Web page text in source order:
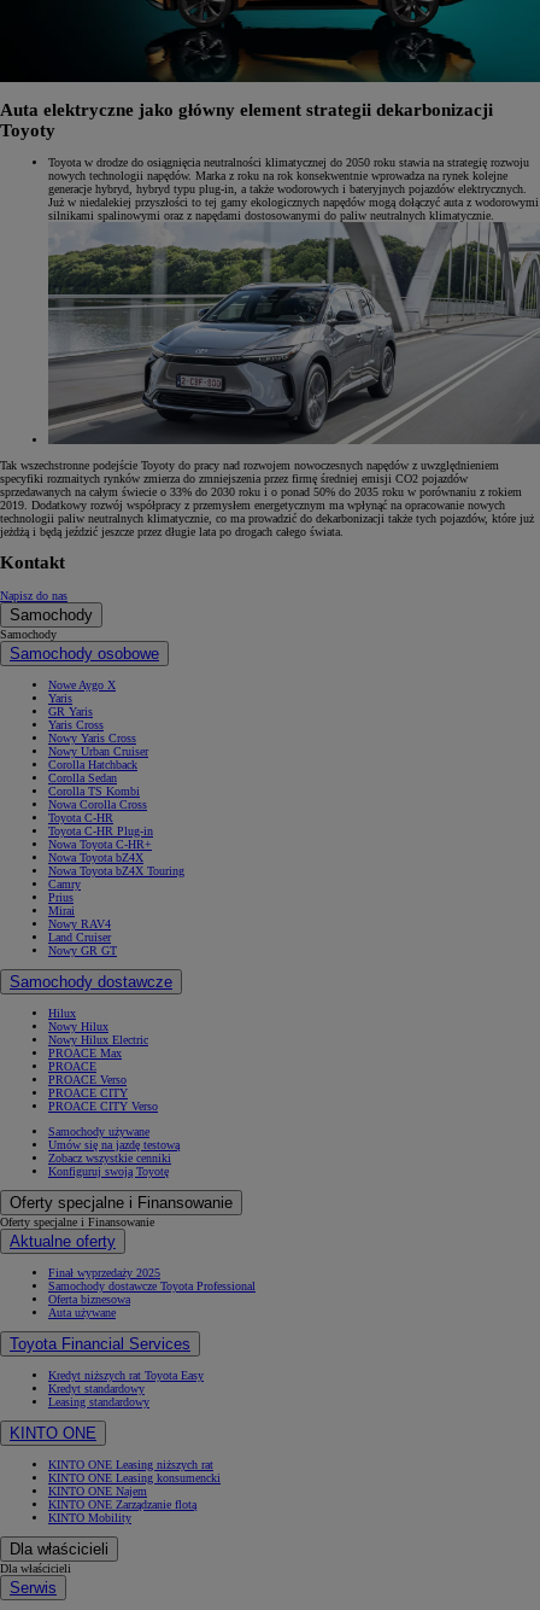
Auta elektryczne jako główny element strategii dekarbonizacji
Toyoty
Toyota w drodze do osiągnięcia neutralności klimatycznej do 2050 roku stawia na strategię rozwoju
nowych technologii napędów. Marka z roku na rok konsekwentnie wprowadza na rynek kolejne
generacje hybryd, hybryd typu plug-in, a także wodorowych i bateryjnych pojazdów elektrycznych.
Już w niedalekiej przyszłości to tej gamy ekologicznych napędów mogą dołączyć auta z wodorowymi
silnikami spalinowymi oraz z napędami dostosowanymi do paliw neutralnych klimatycznie.
Tak wszechstronne podejście Toyoty do pracy nad rozwojem nowoczesnych napędów z uwzględnieniem
specyfiki rozmaitych rynków zmierza do zmniejszenia przez firmę średniej emisji CO2 pojazdów
sprzedawanych na całym świecie o 33% do 2030 roku i o ponad 50% do 2035 roku w porównaniu z rokiem
2019. Dodatkowy rozwój współpracy z przemysłem energetycznym ma wpłynąć na opracowanie nowych
technologii paliw neutralnych klimatycznie, co ma prowadzić do dekarbonizacji także tych pojazdów, które już
jeżdżą i będą jeździć jeszcze przez długie lata po drogach całego świata.
Kontakt
Napisz do nas
Samochody
Samochody
Samochody osobowe
Nowe Aygo X
Yaris
GR Yaris
Yaris Cross
Nowy Yaris Cross
Nowy Urban Cruiser
Corolla Hatchback
Corolla Sedan
Corolla TS Kombi
Nowa Corolla Cross
Toyota C-HR
Toyota C-HR Plug-in
Nowa Toyota C-HR+
Nowa Toyota bZ4X
Nowa Toyota bZ4X Touring
Camry
Prius
Mirai
Nowy RAV4
Land Cruiser
Nowy GR GT
Samochody dostawcze
Hilux
Nowy Hilux
Nowy Hilux Electric
PROACE Max
PROACE
PROACE Verso
PROACE CITY
PROACE CITY Verso
Samochody używane
Umów się na jazdę testową
Zobacz wszystkie cenniki
Konfiguruj swoją Toyotę
Oferty specjalne i Finansowanie
Oferty specjalne i Finansowanie
Aktualne oferty
Finał wyprzedaży 2025
Samochody dostawcze Toyota Professional
Oferta biznesowa
Auta używane
Toyota Financial Services
Kredyt niższych rat Toyota Easy
Kredyt standardowy
Leasing standardowy
KINTO ONE
KINTO ONE Leasing niższych rat
KINTO ONE Leasing konsumencki
KINTO ONE Najem
KINTO ONE Zarządzanie flotą
KINTO Mobility
Dla właścicieli
Dla właścicieli
Serwis